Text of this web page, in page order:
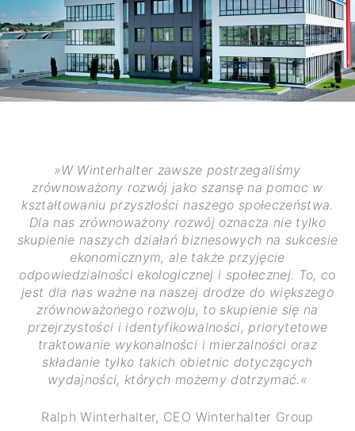
»W Winterhalter zawsze postrzegaliśmy
zrównoważony rozwój jako szansę na pomoc w
kształtowaniu przyszłości naszego społeczeństwa.
Dla nas zrównoważony rozwój oznacza nie tylko
skupienie naszych działań biznesowych na sukcesie
ekonomicznym, ale także przyjęcie
odpowiedzialności ekologicznej i społecznej. To, co
jest dla nas ważne na naszej drodze do większego
zrównoważonego rozwoju, to skupienie się na
przejrzystości i identyfikowalności, priorytetowe
traktowanie wykonalności i mierzalności oraz
składanie tylko takich obietnic dotyczących
wydajności, których możemy dotrzymać.«
Ralph Winterhalter, CEO Winterhalter Group